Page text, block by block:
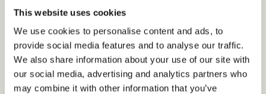
This website uses cookies
We use cookies to personalise content and ads, to
provide social media features and to analyse our traffic.
We also share information about your use of our site with
our social media, advertising and analytics partners who
may combine it with other information that you’ve
Prenumerera på vårt nyhetsbrev
- få 10% rabatt
Börja prenumerera på Astrid Lindgrenbutikens
nyhetsbrev för unika erbjudanden och fakta om
Astrid Lindgren. Dessutom får du 10% rabatt på